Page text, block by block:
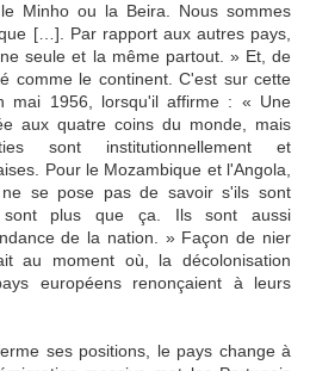
Minho ou la Beira. Nous sommes
[…]. Par rapport aux autres pays,
seule et la même partout. » Et, de
comme le continent. C'est sur cette
mai 1956, lorsqu'il affirme : « Une
aux quatre coins du monde, mais
sont institutionnellement et
Pour le Mozambique et l'Angola,
se pose pas de savoir s'ils sont
plus que ça. Ils sont aussi
de la nation. » Façon de nier
au moment où, la décolonisation
européens renonçaient à leurs
ses positions, le pays change à